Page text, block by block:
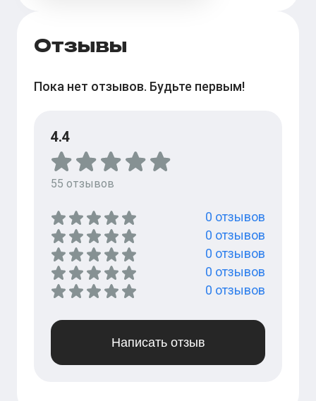
Отзывы
Пока нет отзывов. Будьте первым!
4.4
55 отзывов
0 отзывов
0 отзывов
0 отзывов
0 отзывов
0 отзывов
Написать отзыв